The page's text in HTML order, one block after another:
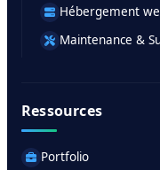
Hébergement
Maintenance &
Ressources
Portfolio